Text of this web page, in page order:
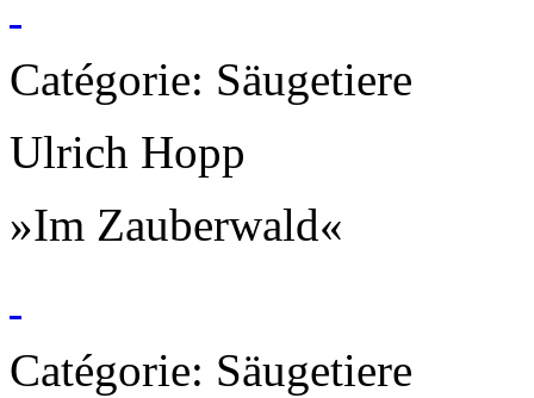
Catégorie: Säugetiere
Ulrich Hopp
»Im Zauberwald«
Catégorie: Säugetiere